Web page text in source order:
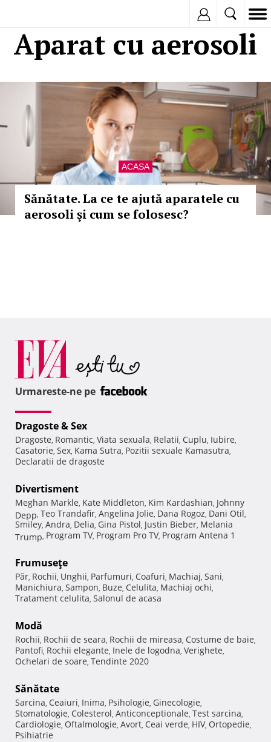
Aparat cu aerosoli
ACASA
Sănătate. La ce te ajută aparatele cu
aerosoli şi cum se folosesc?
Urmareste-ne pe
Dragoste & Sex
Dragoste, Romantic, Viata sexuala, Relatii, Cuplu, Iubire,
Casatorie, Sex, Kama Sutra, Pozitii sexuale Kamasutra,
Declaratii de dragoste
Divertisment
Meghan Markle, Kate Middleton, Kim Kardashian, Johnny
Depp, Teo Trandafir, Angelina Jolie, Dana Rogoz, Dani Otil,
Smiley, Andra, Delia, Gina Pistol, Justin Bieber, Melania
Trump, Program TV, Program Pro TV, Program Antena 1
Frumuseţe
Păr, Rochii, Unghii, Parfumuri, Coafuri, Machiaj, Sani,
Manichiura, Sampon, Buze, Celulita, Machiaj ochi,
Tratament celulita, Salonul de acasa
Modă
Rochii, Rochii de seara, Rochii de mireasa, Costume de baie,
Pantofi, Rochii elegante, Inele de logodna, Verighete,
Ochelari de soare, Tendinte 2020
Sănătate
Sarcina, Ceaiuri, Inima, Psihologie, Ginecologie,
Stomatologie, Colesterol, Anticonceptionale, Test sarcina,
Cardiologie, Oftalmologie, Avort, Ceai verde, HIV, Ortopedie,
Psihiatrie